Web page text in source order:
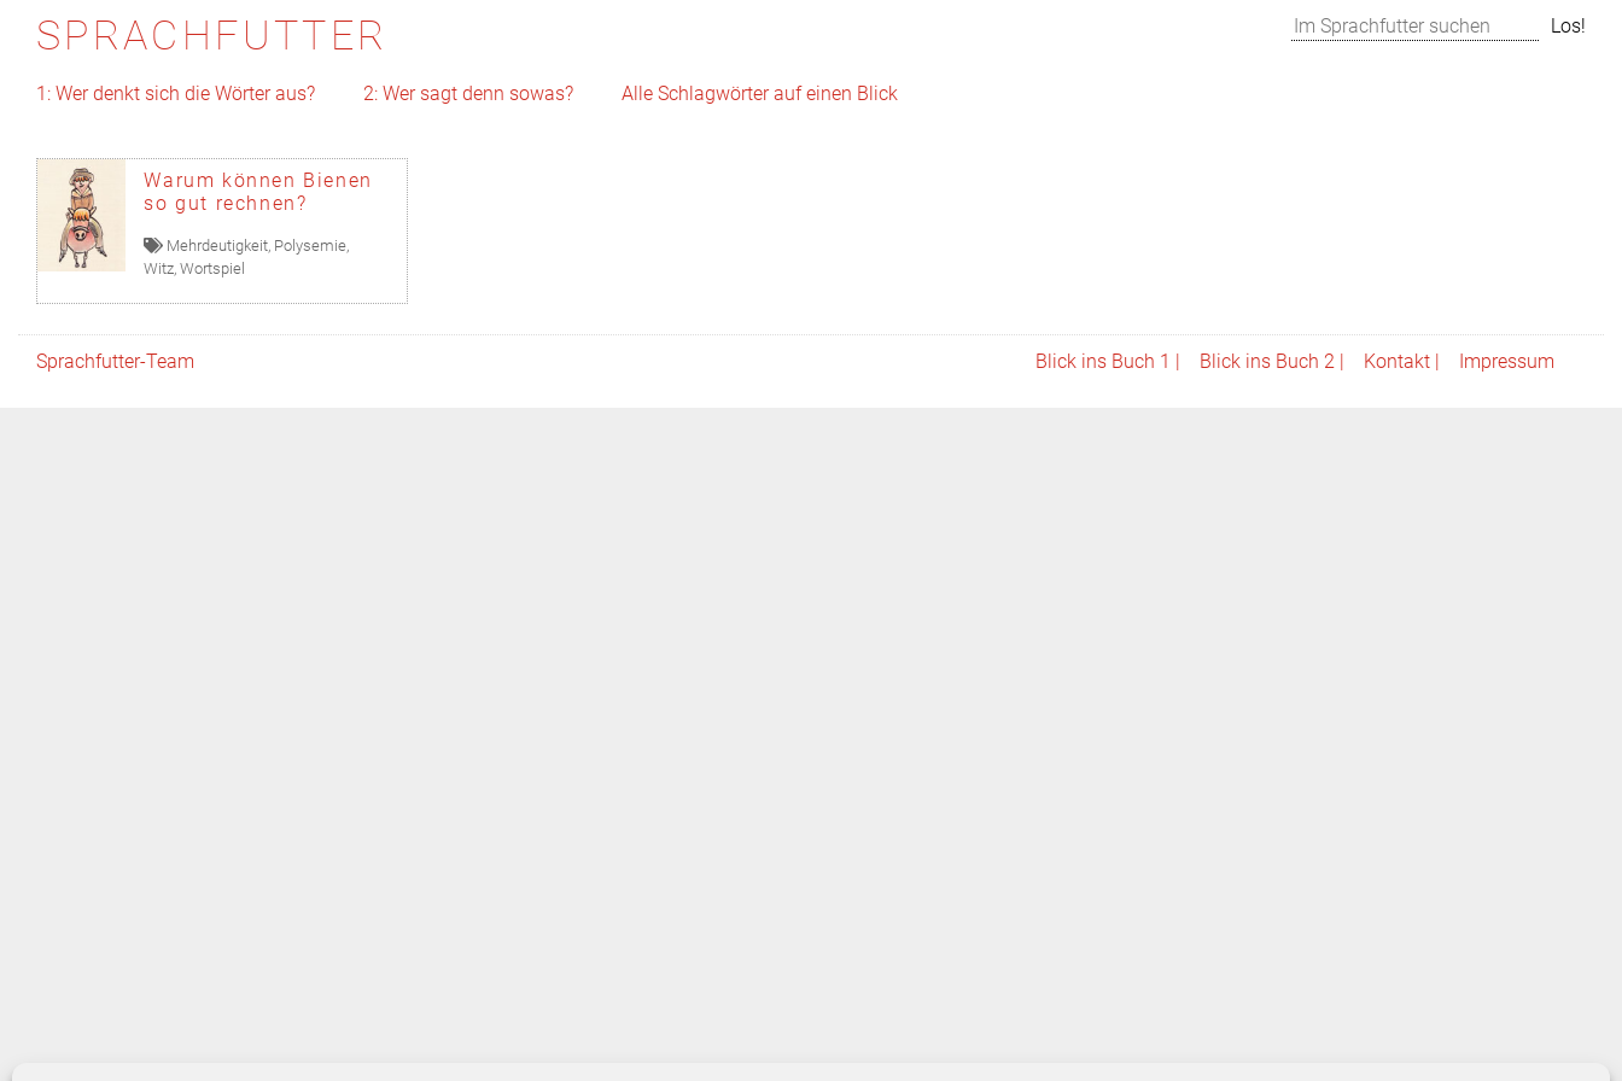
SPRACHFUTTER Suchen Los!
1: Wer denkt sich die Wörter aus? 2: Wer sagt denn sowas? Alle Schlagwörter auf einen Blick
Warum können Bienen
so gut rechnen?
Mehrdeutigkeit, Polysemie,
Witz,Wortspiel
Sprachfutter-Team Blick ins Buch 1 | Blick ins Buch 2 | Kontakt | Impressum